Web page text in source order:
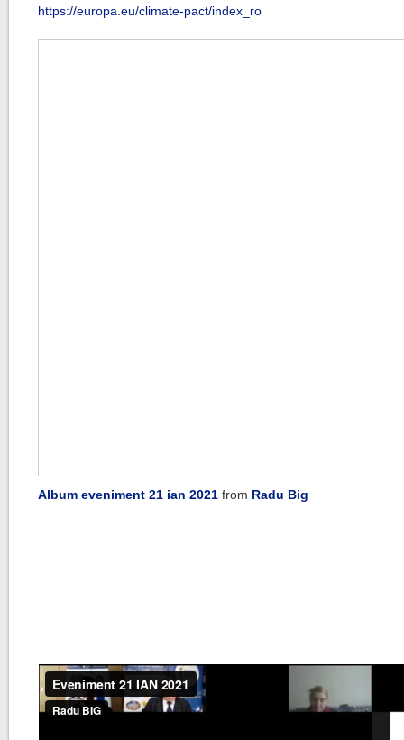
https://europa.eu/climate-pact/index_ro
Album eveniment 21 ian 2021 from Radu Big